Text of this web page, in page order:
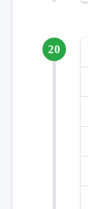
20